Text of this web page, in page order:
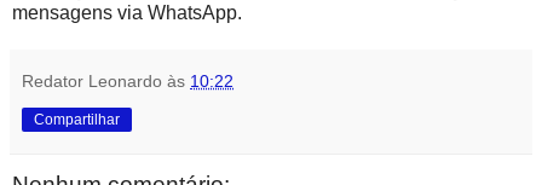
mensagens via WhatsApp.
Redator Leonardo às 10:22
Compartilhar